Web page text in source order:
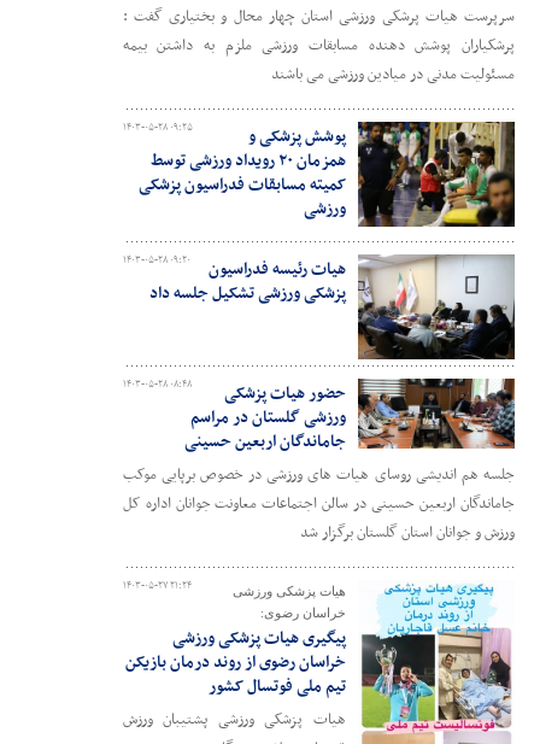
سرپرست هیات پرشکی ورزشی استان چهار محال و بختیاری گفت :
پرشکیاران پوشش دهنده مسابقات ورزشی ملزم به داشتن بیمه
مسئولیت مدنی در میادین ورزشی می باشند
۱۴۰۳-۰۵-۲۸ ۰۹:۲۵
پوشش پزشکی و
همزمان ۲۰ رویداد ورزشی توسط
کمیته مسابقات فدراسیون پزشکی
ورزشی
۱۴۰۳-۰۵-۲۸ ۰۹:۲۰
هیات رئیسه فدراسیون
پزشکی ورزشی تشکیل جلسه داد
۱۴۰۳-۰۵-۲۸ ۰۸:۴۸
حضور هیات پزشکی
ورزشی گلستان در مراسم
جاماندگان اربعین حسینی
جلسه هم اندیشی روسای هیات های ورزشی در خصوص ‌برپایی موکب
جاماندگان اربعین حسینی در سالن اجتماعات معاونت جوانان اداره کل
ورزش و جوانان استان گلستان برگزار شد
۱۴۰۳-۰۵-۲۷ ۲۱:۲۴
هیات پزشکی ورزشی
خراسان رضوی:
پیگیری هیات پزشکی ورزشی
خراسان رضوی از روند درمان بازیکن
تیم ملی فوتسال کشور
هیات پزشکی ورزشی پشتیبان ورزش